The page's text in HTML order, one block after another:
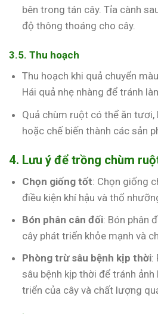
bên trong tán cây. Tỉa cành
độ thông thoáng cho cây.
3.5. Thu hoạch
Thu hoạch khi quả chuyển
Hái quả nhẹ nhàng để tránh
Quả chùm ruột có thể ăn
hoặc chế biến thành các sản
4. Lưu ý để trồng chùm
Chọn giống tốt: Chọn giống
điều kiện khí hậu và thổ
Bón phân cân đối: Bón phân
cây phát triển khỏe mạnh và
Phòng trừ sâu bệnh kịp thời:
sâu bệnh kịp thời để tránh
triển của cây và chất lượng